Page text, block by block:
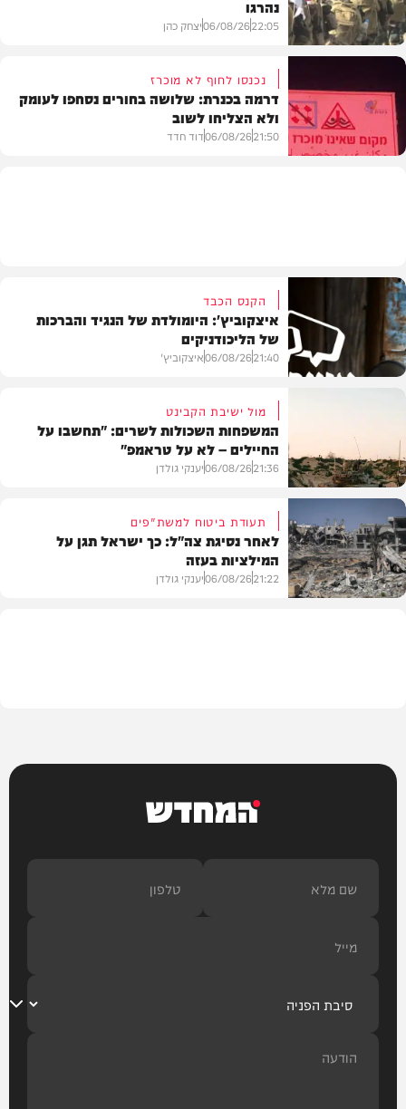
צבא וביטחון
בעולם
נהרגו
22:05
06/08/26יצחק כהן
נכנסו לחוף לא מוכרז
דרמה בכנרת: שלושה בחורים נסחפו לעומק
ולא הצליחו לשוב
21:50
06/08/26דוד חדד
חדשות
הקנס הכבד
איצקוביץ': היומולדת של הנגיד והברכות
של הליכודניקים
21:40
06/08/26איצקוביץ'
צבא וביטחון
מול ישיבת הקבינט
המשפחות השכולות לשרים: "תחשבו על
החיילים – לא על טראמפ"
21:36
06/08/26יענקי גולדן
תעודת ביטוח למשת"פים
לאחר נסיגת צה"ל: כך ישראל תגן על
המילציות בעזה
21:22
06/08/26יענקי גולדן
המחדש